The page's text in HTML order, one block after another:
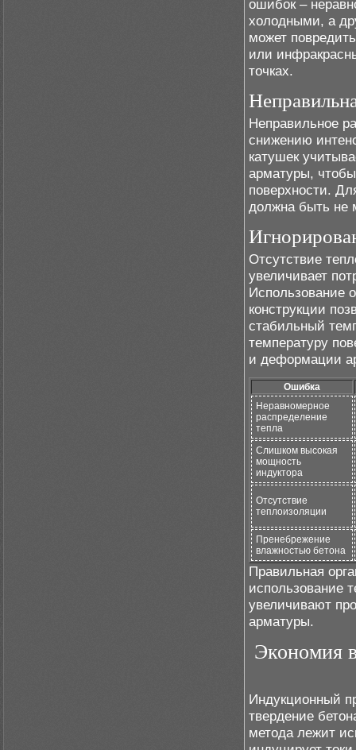
ошибок –
холодными, а
может
или
точках.
Неправильное
снижению
катушек
арматуры,
поверхности.
должна быть не
Отсутствие
увеличивает
Использование
конструкции
стабильный
температуру
и деформации
Ошибка
Неравномерное
распределение
тепла
Слишком высокая
мощность
индуктора
Отсутствие
теплоизоляции
Пренебрежение
влажностью бетона
Правильная
использование
увеличивают
арматуры.
Экономия
Индукционный
твердение
метода лежит